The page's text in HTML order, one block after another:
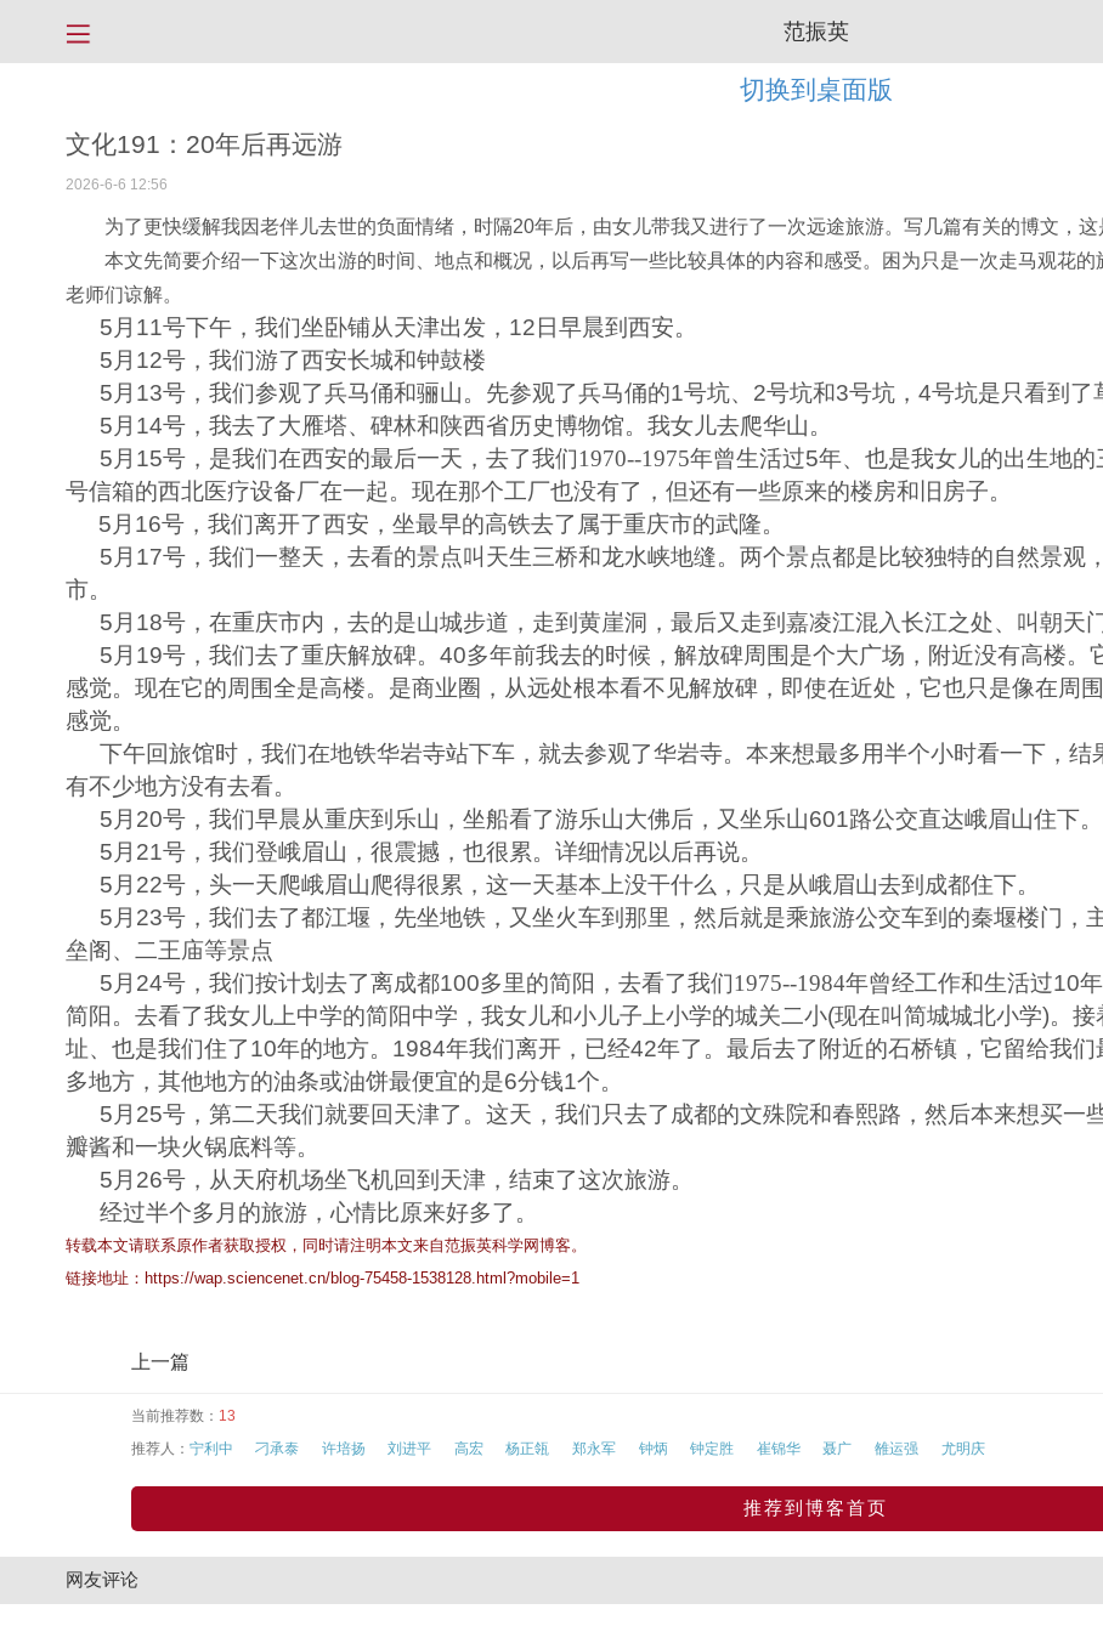
范振英
切换到桌面版
文化191：20年后再远游
2026-6-6 12:56
为了更快缓解我因老伴儿去世的负面情绪，时隔20年后，由女儿带我又进行了一次远途旅游。写几篇有关的博文，这
本文先简要介绍一下这次出游的时间、地点和概况，以后再写一些比较具体的内容和感受。困为只是一次走马观花
老师们谅解。
5 月 11号下午，我们坐卧铺从天津出发， 12 日早晨到西安。
5 月 12号，我们游了西安长城和钟鼓楼
5 月 13号，我们参观了兵马俑和骊山。先参观了兵马俑的1号坑、 2号坑和3号坑， 4号坑是只看到了
5 月 14号，我去了大雁塔、碑林和陕西省历史博物馆。我女儿去爬华山。
5 月 15号，是我们在西安的最后一天，去了我们1970--1975年曾生活过5年、也是我女儿的出生地
号信箱的西北医疗设备厂在一起。现在那个工厂也没有了，但还有一些原来的楼房和旧房子。
5 月 16号，我们离开了西安，坐最早的高铁去了属于重庆市的武隆。
5 月 17号，我们一整天，去看的景点叫天生三桥和龙水峡地缝。两个景点都是比较独特的自然景观
市。
5 月 18号，在重庆市内，去的是山城步道，走到黄崖洞，最后又走到嘉凌江混入长江之处、叫朝天
5 月 19号，我们去了重庆解放碑。 40多年前我去的时候，解放碑周围是个大广场，附近没有高楼
感觉。现在它的周围全是高楼。是商业圈，从远处根本看不见解放碑，即使在近处，它也只是像在周
感觉。
下午回旅馆时，我们在地铁华岩寺站下车，就去参观了华岩寺。本来想最多用半个小时看一下，结
有不少地方没有去看。
5 月 20号，我们早晨从重庆到乐山，坐船看了游乐山大佛后，又坐乐山601路公交直达峨眉山住下。
5 月 21号，我们登峨眉山，很震撼，也很累。详细情况以后再说。
5 月 22号，头一天爬峨眉山爬得很累，这一天基本上没干什么，只是从峨眉山去到成都住下。
5 月 23号，我们去了都江堰，先坐地铁，又坐火车到那里，然后就是乘旅游公交车到的秦堰楼门，
垒阁、二王庙等景点
5 月 24号，我们按计划去了离成都100多里的简阳，去看了我们1975--1984年曾经工作和生活过10
简阳。去看了我女儿上中学的简阳中学，我女儿和小儿子上小学的城关二小(现在叫简城城北小学)。接
址、也是我们住了10年的地方。 1984年我们离开，已经42年了。最后去了附近的石桥镇，它留给我
多地方，其他地方的油条或油饼最便宜的是6分钱1个。
5 月 25号，第二天我们就要回天津了。这天，我们只去了成都的文殊院和春熙路，然后本来想买一
瓣酱和一块火锅底料等。
5 月 26号，从天府机场坐飞机回到天津，结束了这次旅游。
经过半个多月的旅游，心情比原来好多了。
转载本文请联系原作者获取授权，同时请注明本文来自范振英科学网博客。
链接地址： https://wap.sciencenet.cn/blog-75458-1538128.html?mobile=1
上一篇
当前推荐数： 13
推荐人： 宁利中 刁承泰 许培扬 刘进平 高宏 杨正瓴 郑永军 钟炳 钟定胜 崔锦华 聂广 雒运强 尤明庆
推荐到博客首页
网友评论